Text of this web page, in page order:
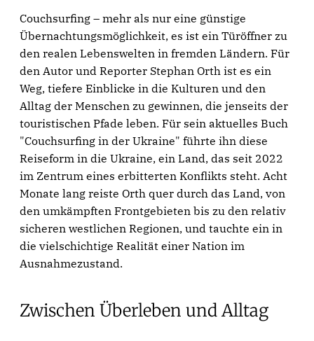
Couchsurfing – mehr als nur eine günstige
Übernachtungsmöglichkeit, es ist ein Türöffner zu
den realen Lebenswelten in fremden Ländern. Für
den Autor und Reporter Stephan Orth ist es ein
Weg, tiefere Einblicke in die Kulturen und den
Alltag der Menschen zu gewinnen, die jenseits der
touristischen Pfade leben. Für sein aktuelles Buch
"Couchsurfing in der Ukraine" führte ihn diese
Reiseform in die Ukraine, ein Land, das seit 2022
im Zentrum eines erbitterten Konflikts steht. Acht
Monate lang reiste Orth quer durch das Land, von
den umkämpften Frontgebieten bis zu den relativ
sicheren westlichen Regionen, und tauchte ein in
die vielschichtige Realität einer Nation im
Ausnahmezustand.
Zwischen Überleben und Alltag